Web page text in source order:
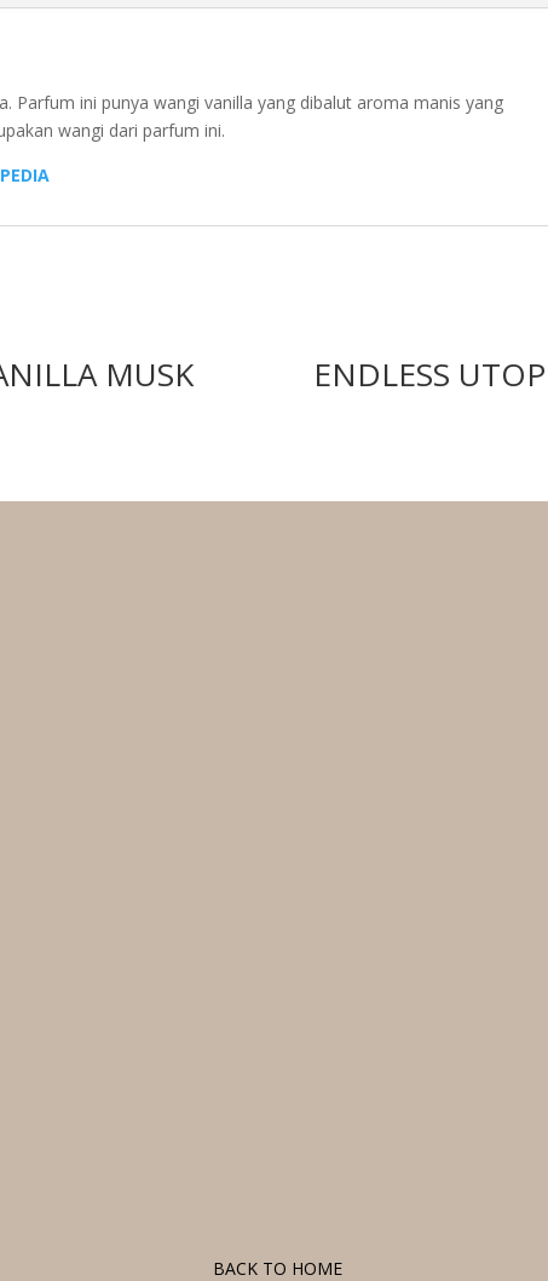
Parfum ini punya wangi vanilla yang dibalut aroma manis yang
wangi dari parfum ini.
MUSK ENDLESS
BACK TO HOME